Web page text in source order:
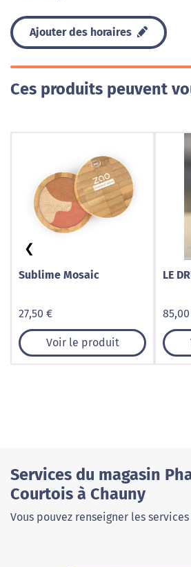
Ajouter des horaires
Ces produits peuvent
Sublime Mosaic
27,50 €
Voir le produit
LE
❮
Services du magasin
Courtois à Chauny
Vous pouvez renseigner les